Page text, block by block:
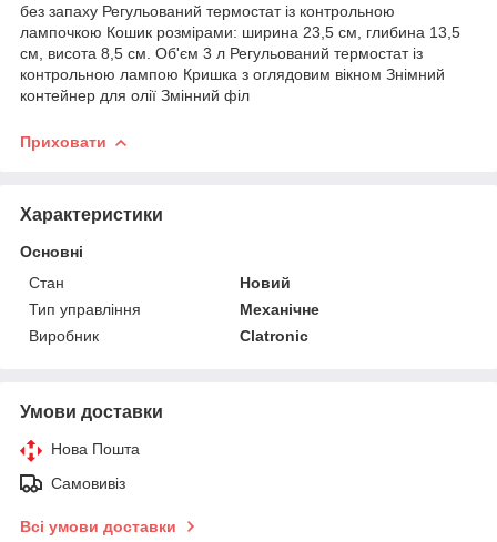
без запаху Регульований термостат із контрольною
лампочкою Кошик розмірами: ширина 23,5 см, глибина 13,5
см, висота 8,5 см. Об'єм 3 л Регульований термостат із
контрольною лампою Кришка з оглядовим вікном Знімний
контейнер для олії Змінний філ
Приховати
Характеристики
Основні
Стан
Новий
Тип управління
Механічне
Виробник
Clatronic
Умови доставки
Нова Пошта
Самовивіз
Всі умови доставки